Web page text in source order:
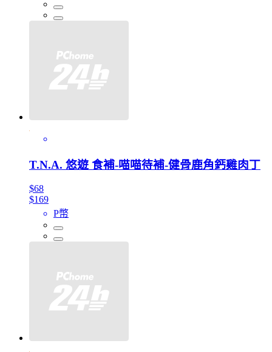
T.N.A. 悠遊 食補-喵喵待補-健骨鹿角鈣雞肉丁
$68
$169
P幣